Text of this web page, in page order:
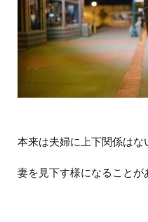
本来は夫婦に上下関係はな
妻を見下す様になることが